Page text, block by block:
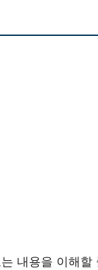
내용을 이해